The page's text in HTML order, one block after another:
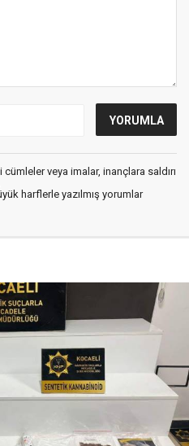
veya imalar, inançlara saldırı
harflerle yazılmış yorumlar